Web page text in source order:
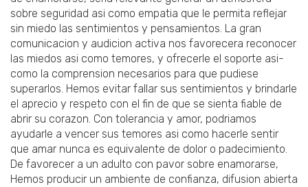
sobre seguridad asi­ como empatia que le permita reflejar
sin miedo las sentimientos y pensamientos. La gran
comunicacion y audicion activa nos favorecera reconocer
las miedos asi­ como temores, y ofrecerle el soporte asi­
como la comprension necesarios para que pudiese
superarlos. Hemos evitar fallar sus sentimientos y brindarle
el aprecio y respeto con el fin de que se sienta fiable de
abrir su corazon. Con tolerancia y amor, podri­amos
ayudarle a vencer sus temores asi­ como hacerle sentir
que amar nunca es equivalente de dolor o padecimiento.
De favorecer a un adulto con pavor sobre enamorarse,
Hemos producir un ambiente de confianza, difusion abierta